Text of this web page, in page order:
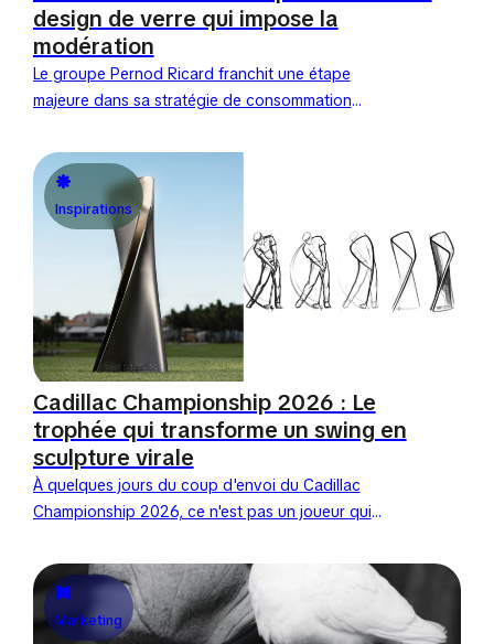
design de verre qui impose la
modération
Le groupe Pernod Ricard franchit une étape
majeure dans sa stratégie de consommation
Dévoilé le 28 avril 2026...
Inspirations
Cadillac Championship 2026 : Le
trophée qui transforme un swing en
sculpture virale
À quelques jours du coup d'envoi du Cadillac
Championship 2026, ce n'est pas un joueur qui
Marketing